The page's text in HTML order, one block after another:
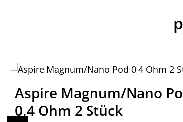
Produktgalerie überspringen
Aspire Magnum/Nano
0,4 Ohm 2 Stück